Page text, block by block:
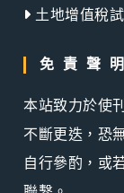
土地增值稅
免責聲
本站致力於使
不斷更迭，恐
自行參酌，或